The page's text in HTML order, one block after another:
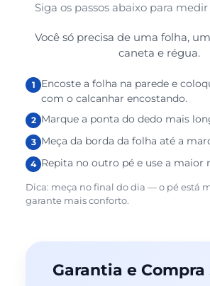
Siga os passos abaixo para
Você só precisa de uma folha,
caneta e régua.
Encoste a folha na parede e
com o calcanhar encostando.
Marque a ponta do dedo mais
Meça da borda da folha até a
Repita no outro pé e use a maior
Dica: meça no final do dia — o pé está
garante mais conforto.
Garantia e Compra